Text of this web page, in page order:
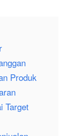
Produk
Target